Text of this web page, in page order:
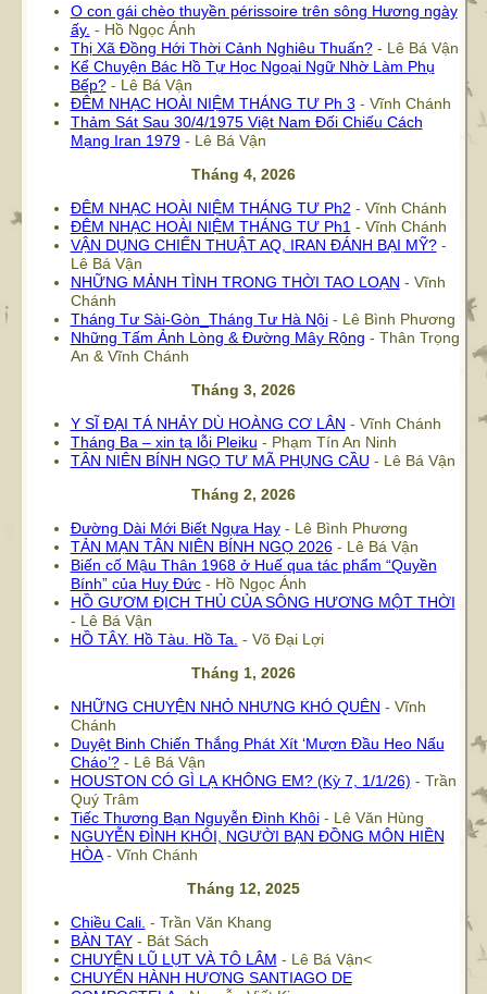
O con gái chèo thuyền périssoire trên sông Hương ngày
ấy. - Hồ Ngọc Ánh
Thị Xã Đồng Hới Thời Cảnh Nghiêu Thuấn?- Lê Bá Vận
Kể Chuyện Bác Hồ Tự Học Ngoại Ngữ Nhờ Làm Phụ
Bếp?- Lê Bá Vận
ĐÊM NHẠC HOÀI NIỆM THÁNG TƯ Ph 3 - Vĩnh Chánh
Thảm Sát Sau 30/4/1975 Việt Nam Đối Chiếu Cách
Mạng Iran 1979- Lê Bá Vận
Tháng 4, 2026
ĐÊM NHẠC HOÀI NIỆM THÁNG TƯ Ph2 - Vĩnh Chánh
ĐÊM NHẠC HOÀI NIỆM THÁNG TƯ Ph1 - Vĩnh Chánh
VẬN DỤNG CHIẾN THUẬT AQ, IRAN ĐÁNH BẠI MỸ?-
Lê Bá Vận
NHỮNG MẢNH TÌNH TRONG THỜI TAO LOẠN - Vĩnh
Chánh
Tháng Tư Sài-Gòn_Tháng Tư Hà Nội- Lê Bình Phương
Những Tấm Ảnh Lòng & Đường Mây Rộng - Thân Trọng
An & Vĩnh Chánh
Tháng 3, 2026
Y SĨ ĐẠI TÁ NHẢY DÙ HOÀNG CƠ LÂN - Vĩnh Chánh
Tháng Ba – xin tạ lỗi Pleiku - Phạm Tín An Ninh
TÂN NIÊN BÍNH NGỌ TƯ MÃ PHỤNG CẦU - Lê Bá Vận
Tháng 2, 2026
Đường Dài Mới Biết Ngựa Hay- Lê Bình Phương
TẢN MẠN TÂN NIÊN BÍNH NGỌ 2026- Lê Bá Vận
Biến cố Mậu Thân 1968 ở Huế qua tác phẩm “Quyền
Bính” của Huy Đức- Hồ Ngọc Ánh
HỒ GƯƠM ĐỊCH THỦ CỦA SÔNG HƯƠNG MỘT THỜI
- Lê Bá Vận
HỒ TÂY. Hồ Tàu. Hồ Ta. - Võ Đại Lợi
Tháng 1, 2026
NHỮNG CHUYỆN NHỎ NHƯNG KHÓ QUÊN - Vĩnh
Chánh
Duyệt Binh Chiến Thắng Phát Xít ‘Mượn Đầu Heo Nấu
Cháo’?- Lê Bá Vận
HOUSTON CÓ GÌ LẠ KHÔNG EM? (Kỳ 7, 1/1/26) - Trần
Quý Trâm
Tiếc Thương Bạn Nguyễn Đình Khôi- Lê Văn Hùng
NGUYỄN ĐÌNH KHÔI, NGƯỜI BẠN ĐỒNG MÔN HIỀN
HÒA- Vĩnh Chánh
Tháng 12, 2025
Chiều Cali. - Trần Văn Khang
BÀN TAY- Bát Sách
CHUYỆN LŨ LỤT VÀ TÔ LÂM - Lê Bá Vận<
CHUYẾN HÀNH HƯƠNG SANTIAGO DE